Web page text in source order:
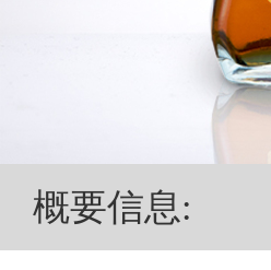
概要信息: